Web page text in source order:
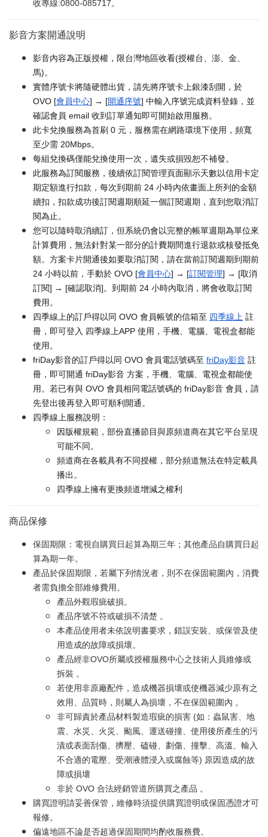
收專線:0800-085717。
影音方案開通說明
影音內容為正版授權，限台灣地區收看(授權台、澎、金、
馬)。
實體序號卡將隨硬體出貨，請先將序號卡上銀漆刮開，於
OVO [會員中心] → [開通序號] 中輸入序號完成資料登錄，並
確認會員 email 收到訂單通知即可開始啟用服務。
此卡兌換服務為首刷 0 元，服務需在網路環境下使用，頻寬
至少需 20Mbps。
每組兌換碼僅能兌換使用一次，遺失或損毀恕不補發。
此服務為訂閱服務，後續依訂閱管理頁面顯示天數以信用卡定
期定額進行扣款，每次到期前 24 小時內依畫面上所列的金額
續扣，扣款成功後訂閱週期順延一個訂閱週期，直到您取消訂
閱為止。
您可以隨時取消續訂，但系統仍會以完整的帳單週期為單位來
計算費用，無法針對某一部分的計費期間進行退款或核發抵免
額。方案卡片開通後如要取消訂閱，請在當前訂閱週期到期前
24 小時以前，手動於 OVO [會員中心] → [訂閱管理] → [取消
訂閱] → [確認取消]。到期前 24 小時內取消，將會收取訂閱
費用。
四季線上的訂戶得以同 OVO 會員帳號的信箱至 四季線上 註
冊，即可登入 四季線上APP 使用，手機、電腦、電視盒都能
使用。
friDay影音的訂戶得以同 OVO 會員電話號碼至 friDay影音 註
冊，即可開通 friDay影音 方案，手機、電腦、電視盒都能使
用。若已有與 OVO 會員相同電話號碼的 friDay影音 會員，請
先登出後再登入即可順利開通。
四季線上服務說明：
因版權規範，部份直播節目與原頻道商在其它平台呈現
可能不同。
頻道商在各載具有不同授權，部分頻道無法在特定載具
播出。
四季線上擁有更換頻道增減之權利
商品保修
保固期限：電視自購買日起算為期三年；其他產品自購買日起
算為期一年。
產品於保固期限，若屬下列情況者，則不在保固範圍內，消費
者需負擔全部維修費用。
產品外觀瑕疵破損。
產品序號不符或破損不清楚 。
本產品使用者未依說明書要求，錯誤安裝、或保管及使
用造成的故障或損壞。
產品經非OVO所屬或授權服務中心之技術人員維修或
拆裝 。
若使用非原廠配件，造成機器損壞或使機器減少原有之
效用、品質時，則屬人為損壞，不在保固範圍內 。
非可歸責於產品材料製造瑕疵的損害 (如：蟲鼠害、地
震、水災、火災、颱風、運送碰撞、使用後所產生的污
漬或表面刮傷、擠壓、磕碰、劃傷、撞擊、高溫、輸入
不合適的電壓、受潮液體浸入或腐蝕等) 原因造成的故
障或損壞
非於 OVO 合法經銷管道所購買之產品 。
購買證明請妥善保管，維修時須提供購買證明或保固憑證才可
報修。
偏遠地區不論是否超過保固期間均酌收服務費。